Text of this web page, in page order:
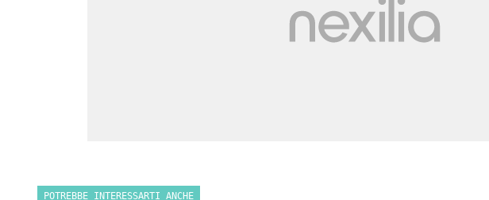
POTREBBE INTERESSARTI ANCHE